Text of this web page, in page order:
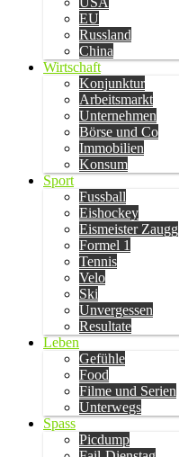
EU
Russland
China
Wirtschaft
Konjunktur
Arbeitsmarkt
Unternehmen
Börse und Co
Immobilien
Konsum
Sport
Fussball
Eishockey
Eismeister Zaugg
Formel 1
Tennis
Velo
Ski
Unvergessen
Resultate
Leben
Gefühle
Food
Filme und Serien
Unterwegs
Spass
Picdump